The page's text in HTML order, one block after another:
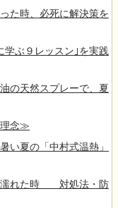
た時、必死に解決策を
ぶ９レッスン｣を実践
の天然スプレーで、夏
理念≫
夏の「中村式温熱」
濡れた時 対処法・防